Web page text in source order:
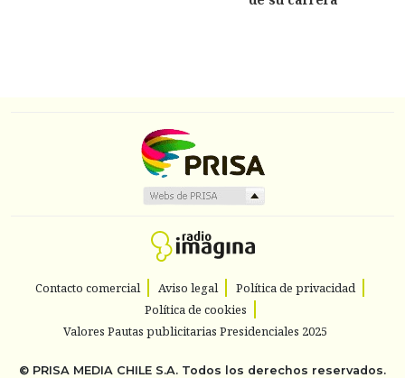
Contacto comercial Aviso legal
Política de privacidad
Política de cookies
Valores Pautas publicitarias Presidenciales 2025
© PRISA MEDIA CHILE S.A. Todos los derechos reservados.